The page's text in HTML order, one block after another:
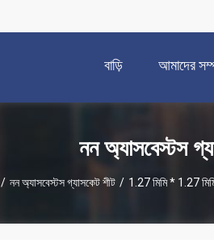
বাড়ি আমাদের
নন অ্যাসবেস্টস
/ নন অ্যাসবেস্টস গ্যাসকেট শীট / 1.27 মিমি * 1.27